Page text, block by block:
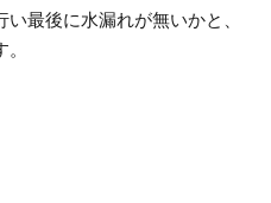
最後に水漏れが無いかと、